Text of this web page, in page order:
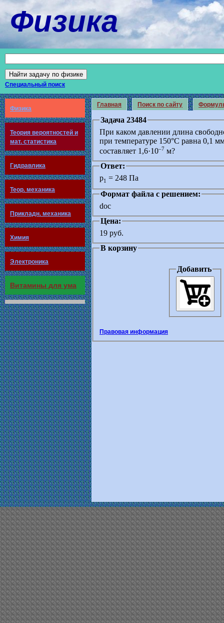
Физика
Специальный поиск
Физика
Теория вероятностей и
мат. статистика
Гидравлика
Теор. механика
Прикладн. механика
Химия
Электроника
Витамины для ума
Главная Поиск по сайту
Задача 23484
При каком давлении длина
при температуре 150°С равна 0,1
составляет 1,6·10–7 м?
Ответ:
p1 = 248 Па
Формат файла с решением:
doc
Цена:
19 руб.
В корзину
Добавить
Правовая информация